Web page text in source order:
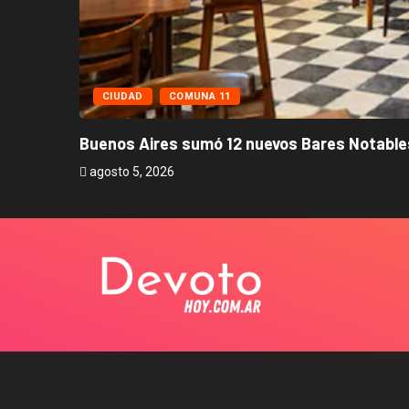
CIUDAD COMUNA 11
Buenos Aires sumó 12 nuevos Bares
agosto 5, 2026